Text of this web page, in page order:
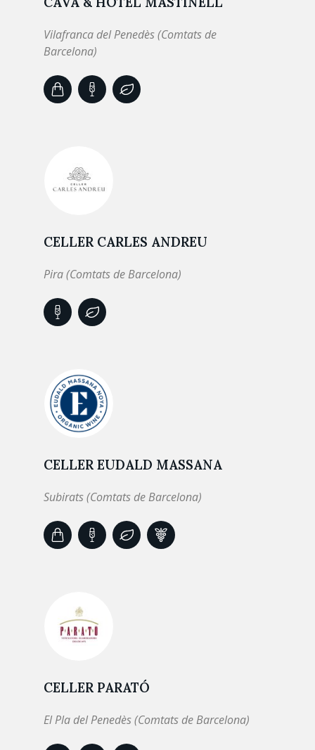
Vilafranca del Penedès (Comtats de
Barcelona)
CELLER CARLES ANDREU
Pira (Comtats de Barcelona)
CELLER EUDALD MASSANA
Subirats (Comtats de Barcelona)
CELLER PARATÓ
El Pla del Penedès (Comtats de Barcelona)